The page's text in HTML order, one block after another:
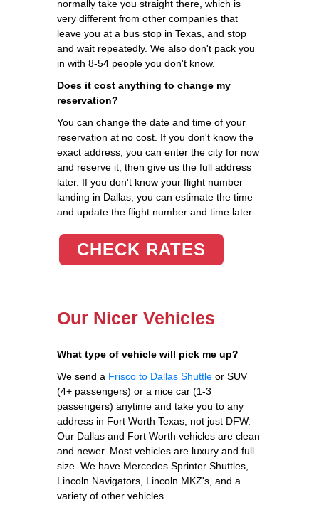
normally take you straight there, which is
very different from other companies that
leave you at a bus stop in Texas, and stop
and wait repeatedly. We also don't pack you
in with 8-54 people you don't know.
Does it cost anything to change my
reservation?
You can change the date and time of your
reservation at no cost. If you don't know the
exact address, you can enter the city for now
and reserve it, then give us the full address
later. If you don't know your flight number
landing in Dallas, you can estimate the time
and update the flight number and time later.
CHECK RATES
Our Nicer Vehicles
What type of vehicle will pick me up?
We send a Frisco to Dallas Shuttle or SUV
(4+ passengers) or a nice car (1-3
passengers) anytime and take you to any
address in Fort Worth Texas, not just DFW.
Our Dallas and Fort Worth vehicles are clean
and newer. Most vehicles are luxury and full
size. We have Mercedes Sprinter Shuttles,
Lincoln Navigators, Lincoln MKZ's, and a
variety of other vehicles.